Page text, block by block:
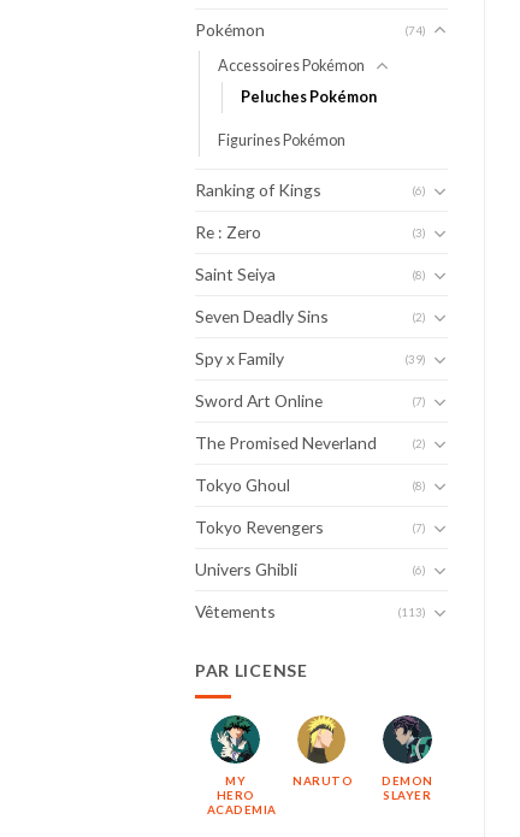
Pokémon (74)
Accessoires Pokémon
Peluches Pokémon
Figurines Pokémon
Ranking of Kings (6)
Re : Zero (3)
Saint Seiya (8)
Seven Deadly Sins (2)
Spy x Family (39)
Sword Art Online (7)
The Promised Neverland (2)
Tokyo Ghoul (8)
Tokyo Revengers (7)
Univers Ghibli (6)
Vêtements (113)
PAR LICENSE
MY
HERO
ACADEMIA
NARUTO
DEMON
SLAYER